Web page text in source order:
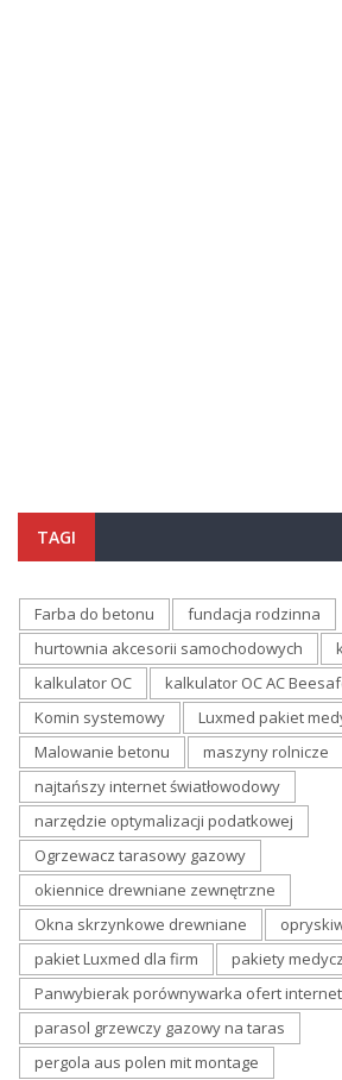
TAGI
Farba do betonu
fundacja rodzinna
hurtownia akcesorii samochodowych
kalkulator OC
kalkulator OC AC
Komin systemowy
Luxmed pakiet
Malowanie betonu
maszyny rolnicze
najtańszy internet światłowodowy
narzędzie optymalizacji podatkowej
Ogrzewacz tarasowy gazowy
okiennice drewniane zewnętrzne
Okna skrzynkowe drewniane
pakiet Luxmed dla firm
pakiety
Panwybierak porównywarka ofert
parasol grzewczy gazowy na taras
pergola aus polen mit montage